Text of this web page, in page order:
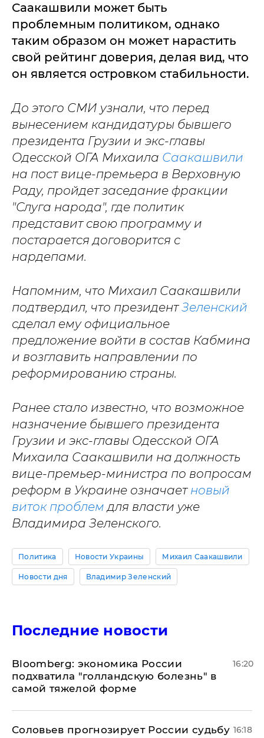
Саакашвили может быть
проблемным политиком, однако
таким образом он может нарастить
свой рейтинг доверия, делая вид, что
он является островком стабильности.
До этого СМИ узнали, что перед
вынесением кандидатуры бывшего
президента Грузии и экс-главы
Одесской ОГА Михаила Саакашвили
на пост вице-премьера в Верховную
Раду, пройдет заседание фракции
"Слуга народа", где политик
представит свою программу и
постарается договорится с
нардепами.
Напомним, что Михаил Саакашвили
подтвердил, что президентЗеленский
сделал ему официальное
предложение войти в состав Кабмина
и возглавить направлении по
реформированию страны.
Ранее стало известно, что возможное
назначение бывшего президента
Грузии и экс-главы Одесской ОГА
Михаила Саакашвили на должность
вице-премьер-министра по вопросам
реформ в Украине означает новый
виток проблем для власти уже
Владимира Зеленского.
Политика Новости Украины Михаил Саакашвили
Новости дня Владимир Зеленский
Последние новости
Bloomberg: экономика России
подхватила "голландскую болезнь" в
самой тяжелой форме
16:20
Соловьев прогнозирует России судьбу 16:18